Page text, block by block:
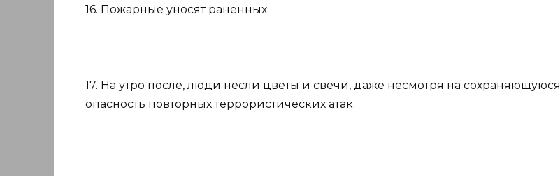
16. Пожарные уносят раненных.
17. На утро после, люди несли цветы и свечи, даже несмотря на сохраняющуюся
опасность повторных террористических атак.